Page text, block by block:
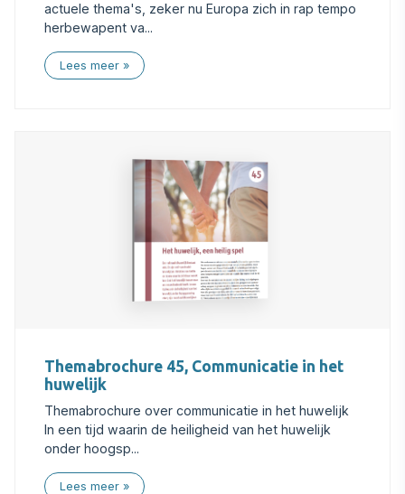
actuele thema's, zeker nu Europa zich in rap tempo
herbewapent va...
Lees meer
Themabrochure 45, Communicatie in het
huwelijk
Themabrochure over communicatie in het huwelijk
In een tijd waarin de heiligheid van het huwelijk
onder hoogsp...
Lees meer